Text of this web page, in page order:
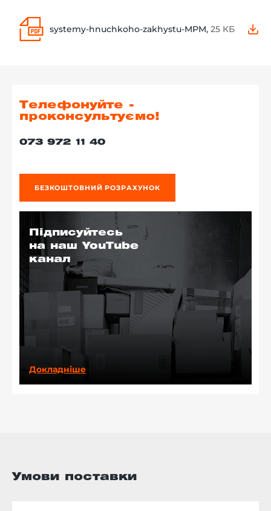
systemy-hnuchkoho-zakhystu-MPM, 25 КБ
Телефонуйте -
проконсультуємо!
073 972 11 40
БЕЗКОШТОВНИЙ РОЗРАХУНОК
Підписуйтесь
на наш YouTube
канал
Докладніше
Умови поставки